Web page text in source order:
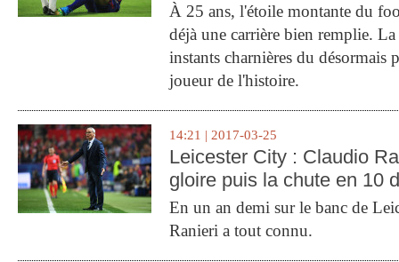
À 25 ans, l'étoile montante du
déjà une carrière bien remplie.
instants charnières du désormais
joueur de l'histoire.
14:21 | 2017-03-25
Leicester City : Claudio
gloire puis la chute en 10
En un an demi sur le banc de
Ranieri a tout connu.